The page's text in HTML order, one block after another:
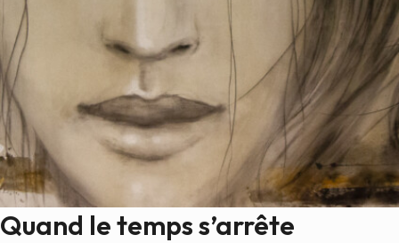
Quand le temps s’arrête